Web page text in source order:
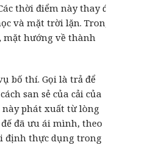
thời điểm này thay đổi
và mặt trời lặn. Trong
mặt hướng về thành
bố thí. Gọi là trả để
san sẻ của cải của
phát xuất từ lòng
đã ưu ái mình, theo
định thực dụng trong